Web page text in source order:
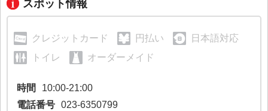
スポット情報
クレジットカード 円払い
日本語対応
トイレ
オーダーメイド
時間
10:00-21:00
電話番号 023-6350799